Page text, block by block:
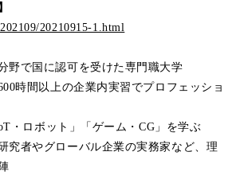
20210915-1.html
野で国に認可を受けた専門職大学
時間以上の企業内実習でプロフェッショ
・ロボット」「ゲーム・CG」を学ぶ
究者やグローバル企業の実務家など、理